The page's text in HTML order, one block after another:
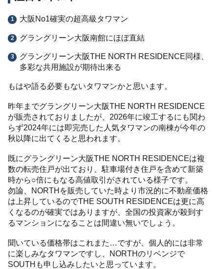
大阪No1確実の超高級タワマン
グラングリーン大阪南館にほぼ直結
グラングリーン大阪THE NORTH RESIDENCE同様、
多彩な共用施設が期待出来る
もはや語る必要もないタワマンかと思います。
昨年までグラングリーン大阪THE NORTH RESIDENCE
が販売されておりましたが、2026年に竣工するにも関わ
らず2024年には即完売した人気タワマンの南棟が今年の
秋以降に出てくると思われます。
既にグラングリーン大阪THE NORTH RESIDENCEは複
数の転売住戸が出ており、駐車場付き住戸を含めて新築
時から○倍にもなる高値取引がされている様子です。
勿論、NORTHを販売していた時より市況的に不動産価格
は上昇しているのでTHE SOUTH RESIDENCEは更に高
くなるのが確実ではありますが、全国の投資家が殺到す
るマンションになることは間違い無いでしょう。
聞いている価格帯はこれまた…ですが、個人的には非常
に楽しみなタワマンですし、NORTHのリベンジで
SOUTHも申し込みしたいと思っています。